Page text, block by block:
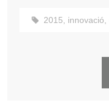
2015, innovació,